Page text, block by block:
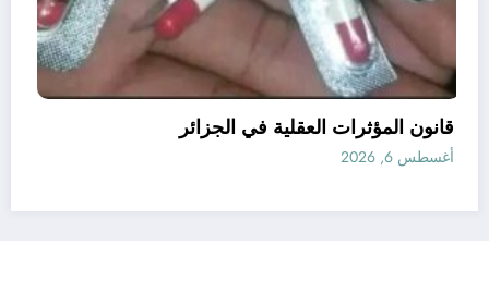
قانون المؤثرات العقلية في الجزائر